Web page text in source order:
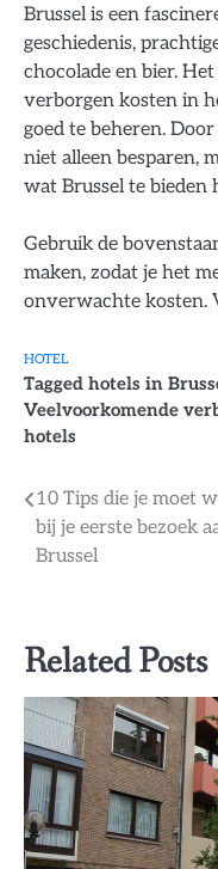
Brussel is een
geschiedenis,
chocolade en bier.
verborgen kosten in
goed te beheren.
niet alleen besparen,
wat Brussel te bieden
Gebruik de
maken, zodat je het
onverwachte kosten.
HOTEL
Tagged hotels in
Veelvoorkomende
hotels
Bericht
navigatie
10 Tips die je moet
bij je eerste bezoek
Brussel
Related Posts